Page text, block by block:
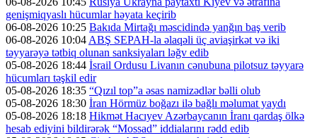
genişmiqyaslı hücumlar həyata keçirib
06-08-2026 10:25 Bakıda Mirtağı məscidində yanğın baş verib
06-08-2026 10:04ABŞ SEPAH-la əlaqəli üç aviaşirkət və iki
təyyarəyə tətbiq olunan sanksiyaları ləğv edib
05-08-2026 18:44 İsrail Ordusu Livanın cənubuna pilotsuz təyyarə
hücumları təşkil edir
05-08-2026 18:35 “Qızıl top”a əsas namizədlər bəlli olub
05-08-2026 18:30 İran Hörmüz boğazı ilə bağlı məlumat yaydı
05-08-2026 18:18 Hikmət Hacıyev Azərbaycanın İranı qardaş ölkə
hesab ediyini bildirərək “Mossad” iddialarını rədd edib